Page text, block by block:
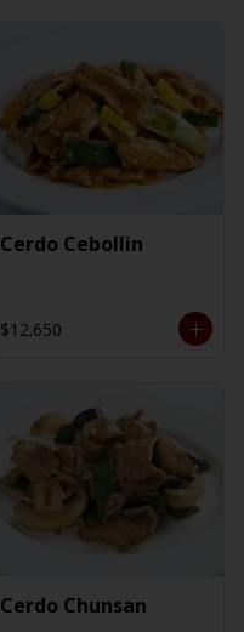
Cerdo Cebollin
$12.650
Cerdo Chunsan